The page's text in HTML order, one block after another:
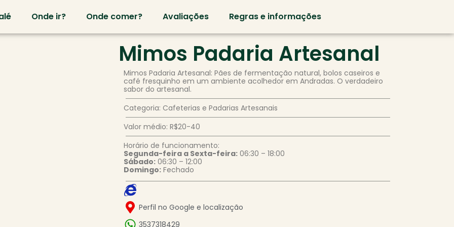
Onde ir? Onde comer? Avaliações Regras e informações
Mimos Padaria Artesanal
Mimos Padaria Artesanal: Pães de fermentação natural, bolos caseiros e
café fresquinho em um ambiente acolhedor em Andradas. O verdadeiro
sabor do artesanal.
Categoria: Cafeterias e Padarias Artesanais
Valor médio: R$20-40
Horário de funcionamento:
Segunda-feira a Sexta-feira: 06:30 – 18:00
Sábado: 06:30 – 12:00
Domingo: Fechado
Perfil no Google e localização
3537318429